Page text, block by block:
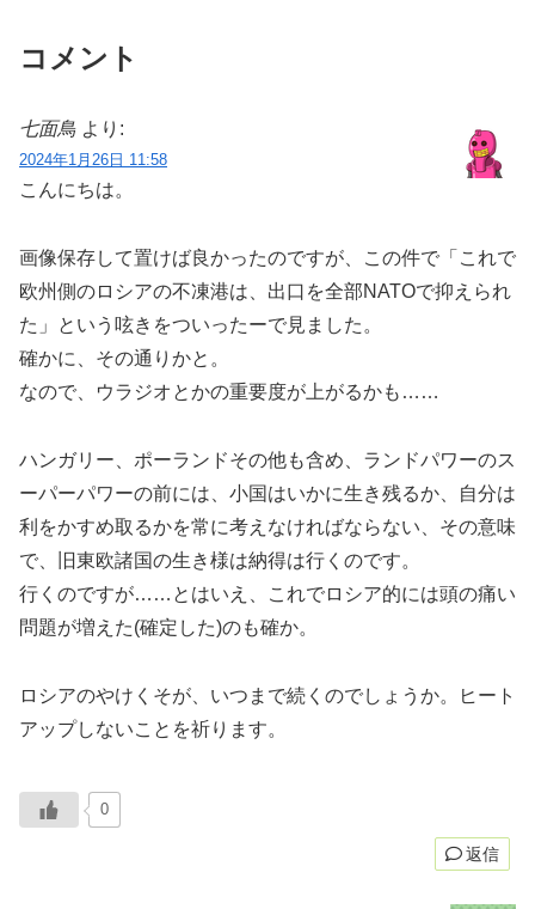
コメント
七面鳥 より:
2024年1月26日 11:58
こんにちは。
画像保存して置けば良かったのですが、この件で「これで
欧州側のロシアの不凍港は、出口を全部NATOで抑えられ
た」という呟きをついったーで見ました。
確かに、その通りかと。
なので、ウラジオとかの重要度が上がるかも……
ハンガリー、ポーランドその他も含め、ランドパワーのス
ーパーパワーの前には、小国はいかに生き残るか、自分は
利をかすめ取るかを常に考えなければならない、その意味
で、旧東欧諸国の生き様は納得は行くのです。
行くのですが……とはいえ、これでロシア的には頭の痛い
問題が増えた(確定した)のも確か。
ロシアのやけくそが、いつまで続くのでしょうか。ヒート
アップしないことを祈ります。
0
返信